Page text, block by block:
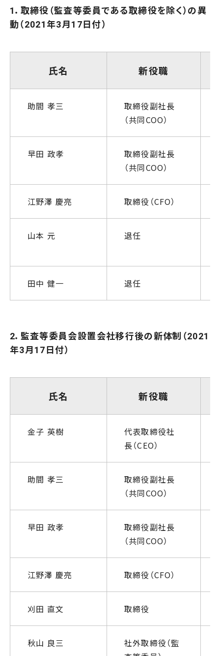
1．取締役（監査等委員である取締役を除く）の異
動（2021年3月17日付）
氏名 新役職
助間 孝三
取締役副社長
（共同COO）
早田 政孝
取締役副社長
（共同COO）
江野澤 慶亮 取締役（CFO）
山本 元 退任
田中 健一 退任
2．監査等委員会設置会社移行後の新体制（2021
年3月17日付）
氏名 新役職
金子 英樹
代表取締役社
長（CEO）
助間 孝三
取締役副社長
（共同COO）
早田 政孝
取締役副社長
（共同COO）
江野澤 慶亮 取締役（CFO）
刈田 直文 取締役
秋山 良三
社外取締役（監